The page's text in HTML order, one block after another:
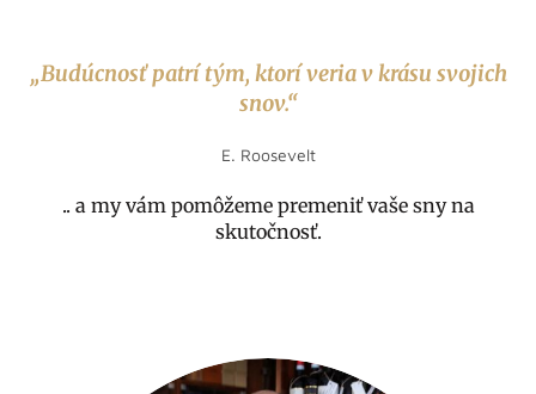
„Budúcnosť patrí tým, ktorí veria v krásu svojich
snov.“
E. Roosevelt
.. a my vám pomôžeme premeniť vaše sny na
skutočnosť.